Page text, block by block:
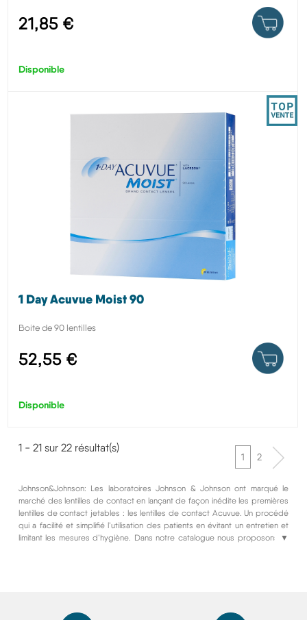
21,85 €
Disponible
1 Day Acuvue Moist 90
Boite de 90 lentilles
52,55 €
Disponible
1 - 21 sur 22 résultat(s)
1 2
▼
Johnson&Johnson: Les laboratoires Johnson & Johnson ont marqué le
marché des lentilles de contact en lançant de façon inédite les premières
lentilles de contact jetables : les lentilles de contact Acuvue. Un procédé
qui a facilité et simplifié l’utilisation des patients en évitant un entretien et
limitant les mesures d’hygiène. Dans notre catalogue nous proposons 14